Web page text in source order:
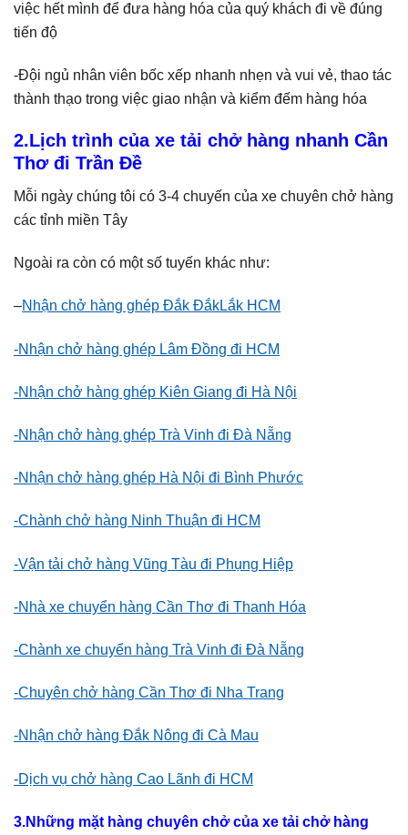
việc hết mình để đưa hàng hóa của quý khách đi về đúng
tiến độ
-Đội ngủ nhân viên bốc xếp nhanh nhẹn và vui vẻ, thao tác
thành thạo trong việc giao nhận và kiểm đếm hàng hóa
2.Lịch trình của xe tải chở hàng nhanh Cần
Thơ đi Trần Đề
Mỗi ngày chúng tôi có 3-4 chuyến của xe chuyên chở hàng
các tỉnh miền Tây
Ngoài ra còn có một số tuyến khác như:
–Nhận chở hàng ghép Đắk ĐắkLắk HCM
-Nhận chở hàng ghép Lâm Đồng đi HCM
-Nhận chở hàng ghép Kiên Giang đi Hà Nội
-Nhận chở hàng ghép Trà Vinh đi Đà Nẵng
-Nhận chở hàng ghép Hà Nội đi Bình Phước
-Chành chở hàng Ninh Thuận đi HCM
-Vận tải chở hàng Vũng Tàu đi Phụng Hiệp
-Nhà xe chuyển hàng Cần Thơ đi Thanh Hóa
-Chành xe chuyển hàng Trà Vinh đi Đà Nẵng
-Chuyên chở hàng Cần Thơ đi Nha Trang
-Nhận chở hàng Đắk Nông đi Cà Mau
-Dịch vụ chở hàng Cao Lãnh đi HCM
3.Những mặt hàng chuyên chở của xe tải chở hàng